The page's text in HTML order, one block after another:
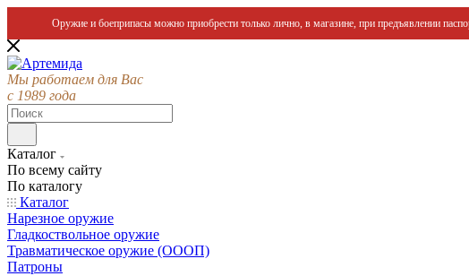
Оружие и боеприпасы можно приобрести только лично, в магазине, при предъявлении
Мы работаем для Вас
с 1989 года
Каталог
По всему сайту
По каталогу
Каталог
Нарезное оружие
Гладкоствольное оружие
Травматическое оружие (ОООП)
Патроны